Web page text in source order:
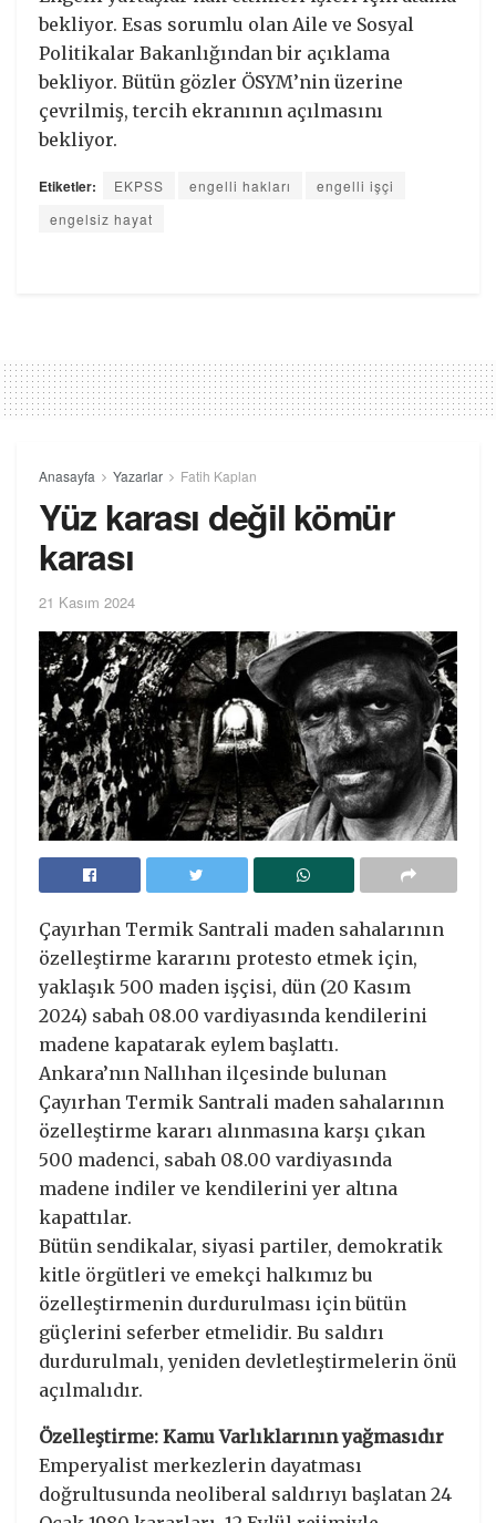
bekliyor. Esas sorumlu olan Aile ve Sosyal
Politikalar Bakanlığından bir açıklama
bekliyor. Bütün gözler ÖSYM’nin üzerine
çevrilmiş, tercih ekranının açılmasını
bekliyor.
Etiketler: EKPSS engelli hakları
engelli işçi
engelsiz hayat
Anasayfa Yazarlar Fatih Kaplan
Yüz karası değil kömür
karası
21 Kasım 2024
Çayırhan Termik Santrali maden sahalarının
özelleştirme kararını protesto etmek için,
yaklaşık 500 maden işçisi, dün (20 Kasım
2024) sabah 08.00 vardiyasında kendilerini
madene kapatarak eylem başlattı.
Ankara’nın Nallıhan ilçesinde bulunan
Çayırhan Termik Santrali maden sahalarının
özelleştirme kararı alınmasına karşı çıkan
500 madenci, sabah 08.00 vardiyasında
madene indiler ve kendilerini yer altına
kapattılar.
Bütün sendikalar, siyasi partiler, demokratik
kitle örgütleri ve emekçi halkımız bu
özelleştirmenin durdurulması için bütün
güçlerini seferber etmelidir. Bu saldırı
durdurulmalı, yeniden devletleştirmelerin önü
açılmalıdır.
Özelleştirme: Kamu Varlıklarının yağmasıdır
Emperyalist merkezlerin dayatması
doğrultusunda neoliberal saldırıyı başlatan 24